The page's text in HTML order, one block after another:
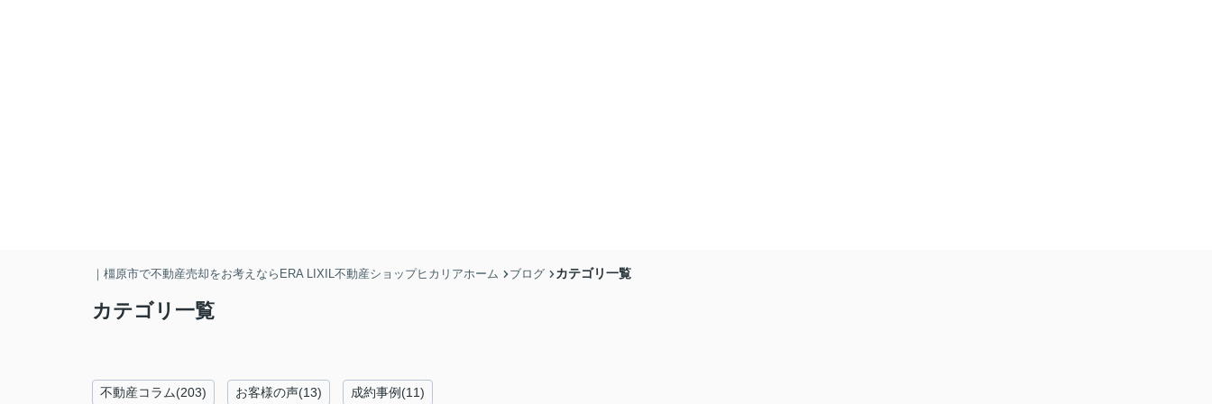
｜橿原市で不動産売却をお考えならERA LIXIL不動産ショップヒカリアホーム ブログ カテゴリ一覧
カテゴリ一覧
不動産コラム(203) お客様の声(13) 成約事例(11)